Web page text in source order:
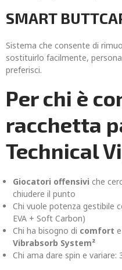
SMART
Sistema che consente di
sostituirlo facilmente,
preferisci.
Per chi è
racchetta
Technical
Giocatori offensivi che
chiudere il punto
Chi vuole potenza gestibile
EVA + Soft Carbon)
Chi ha bisogno di comfort
Vibrabsorb System²
Chi ama dare spin e